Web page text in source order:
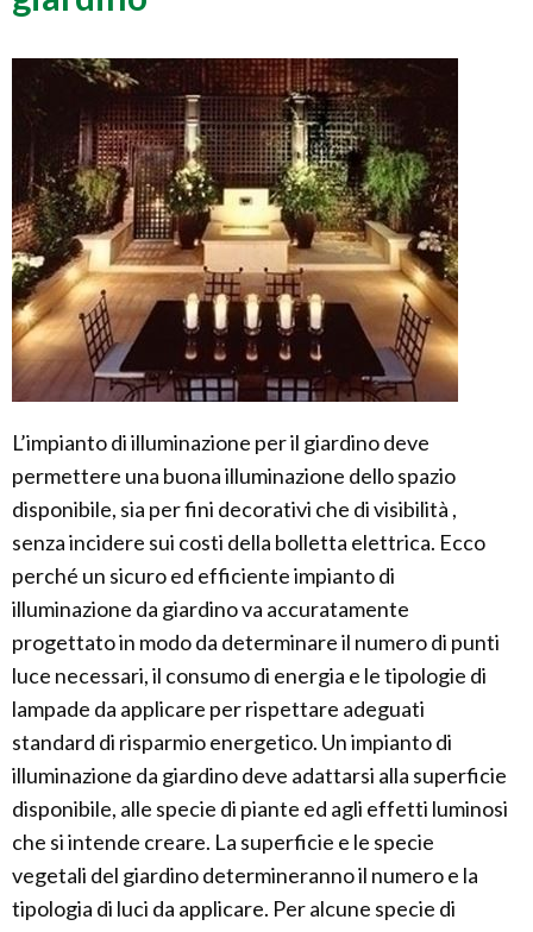
L’impianto di illuminazione per il giardino deve
permettere una buona illuminazione dello spazio
disponibile, sia per fini decorativi che di visibilità ,
senza incidere sui costi della bolletta elettrica. Ecco
perché un sicuro ed efficiente impianto di
illuminazione da giardino va accuratamente
progettato in modo da determinare il numero di punti
luce necessari, il consumo di energia e le tipologie di
lampade da applicare per rispettare adeguati
standard di risparmio energetico. Un impianto di
illuminazione da giardino deve adattarsi alla superficie
disponibile, alle specie di piante ed agli effetti luminosi
che si intende creare. La superficie e le specie
vegetali del giardino determineranno il numero e la
tipologia di luci da applicare. Per alcune specie di